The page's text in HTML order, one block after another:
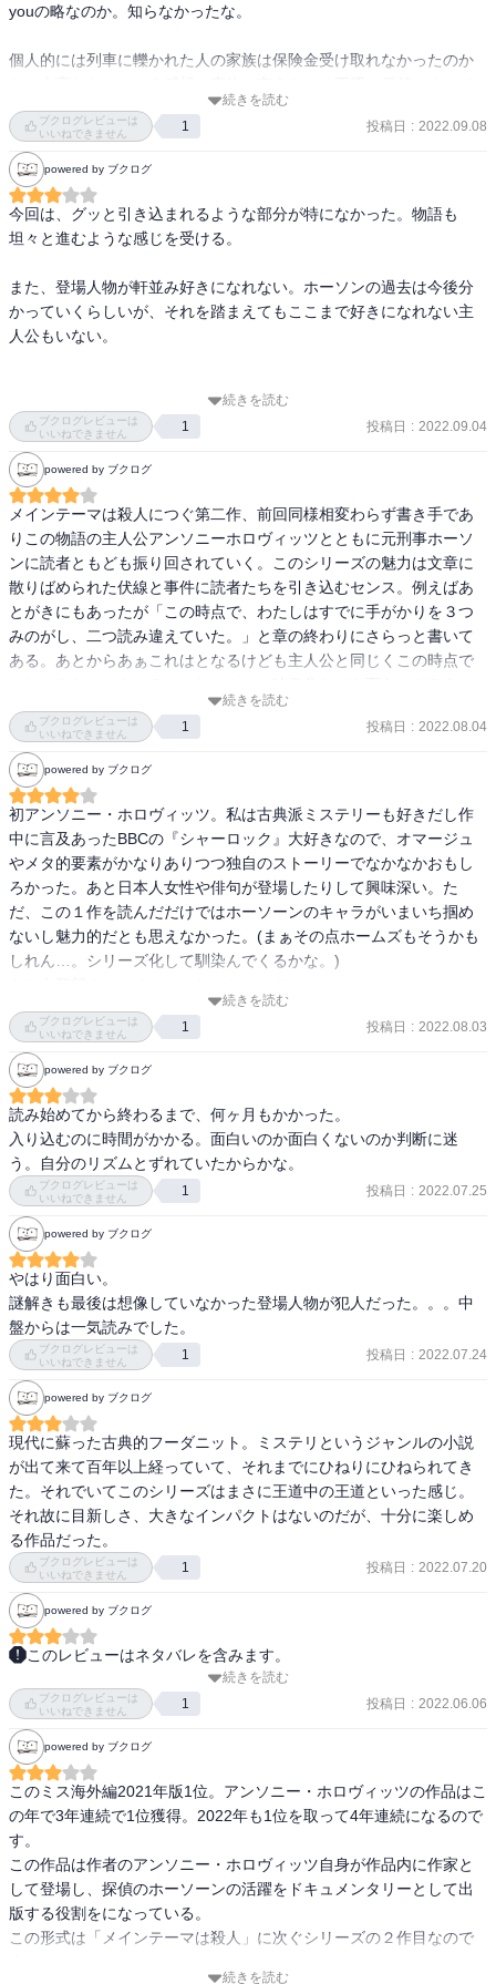
youの略なのか。知らなかったな。
個人的には列車に轢かれた人の家族は保険金受け取れなかったのか
起こるものだと思うので、過去の事故は誰が悪いとかではないと思
うんだけどな。別に彼を殺そうと洞窟に連れて行った訳でもない
し。確かに迅速に救助できれば助かったかもしれないけれども。
とりあえず主人公は自分にも解決できるはずだと何故己惚れられる
のかが良くわからないなぁ。で、怖くて痛くてイヤな思いをしてい
国でもソードオブスローンはスゴイ人気なんだな、と読んで思いま
した。
続きを読む
ブクログレビューは
いいねできません
1 投稿日 : 2022.09.08
powered by ブクログ
今回は、グッと引き込まれるような部分が特になかった。物語も
坦々と進むような感じを受ける。
また、登場人物が軒並み好きになれない。ホーソンの過去は今後分
かっていくらしいが、それを踏まえてもここまで好きになれない主
人公もいない。
続きを読む
ブクログレビューは
いいねできません
1 投稿日 : 2022.09.04
powered by ブクログ
メインテーマは殺人につぐ第二作、前回同様相変わらず書き手であ
りこの物語の主人公アンソニーホロヴィッツとともに元刑事ホーソ
ンに読者ともども振り回されていく。このシリーズの魅力は文章に
散りばめられた伏線と事件に読者たちを引き込むセンス。例えばあ
とがきにもあったが「この時点で、わたしはすでに手がかりを３つ
みのがし、二つ読み違えていた。」と章の終わりにさらっと書いて
ある。あとからあぁこれはとなるけども主人公と同じくこの時点で
ど、小説で読むからこそ読み返したり人物の相関図かいたり想像し
たり能動的になれる、小説ていいなとそんなことを思わせてくれる
一冊だった。一作目でホーソンの話を３冊書く契約をしていたが作
者的には10巻を想定してるらしい。個人的な予想だが節目となる3冊
目は何か今までにないことがおこるのではと予想している。次回作
もぜひ読みたい。
続きを読む
ブクログレビューは
いいねできません
1 投稿日 : 2022.08.04
powered by ブクログ
初アンソニー・ホロヴィッツ。私は古典派ミステリーも好きだし作
中に言及あったBBCの『シャーロック』大好きなので、オマージュ
やメタ的要素がかなりありつつ独自のストーリーでなかなかおもし
ろかった。あと日本人女性や俳句が登場したりして興味深い。た
だ、この１作を読んだだけではホーソーンのキャラがいまいち掴め
ないし魅力的だとも思えなかった。(まぁその点ホームズもそうかも
しれん…。シリーズ化して馴染んでくるかな。)
有名なカササギは是非読みたいです。
続きを読む
ブクログレビューは
いいねできません
1 投稿日 : 2022.08.03
powered by ブクログ
読み始めてから終わるまで、何ヶ月もかかった。
入り込むのに時間がかかる。面白いのか面白くないのか判断に迷
う。自分のリズムとずれていたからかな。
ブクログレビューは
いいねできません
1 投稿日 : 2022.07.25
powered by ブクログ
やはり面白い。
謎解きも最後は想像していなかった登場人物が犯人だった。。。中
盤からは一気読みでした。
ブクログレビューは
いいねできません
1 投稿日 : 2022.07.24
powered by ブクログ
現代に蘇った古典的フーダニット。ミステリというジャンルの小説
が出て来て百年以上経っていて、それまでにひねりにひねられてき
た。それでいてこのシリーズはまさに王道中の王道といった感じ。
それ故に目新しさ、大きなインパクトはないのだが、十分に楽しめ
る作品だった。
ブクログレビューは
いいねできません
1 投稿日 : 2022.07.20
powered by ブクログ
このレビューはネタバレを含みます。
作品として前作の方が好きだけどね。
相変わらず噛み合わないコンビだけど
すこしホーソーンも主人公に優しくなったかな、という二作目。最
後奥さんのジルが主人公に言う言葉には思わず声を出して笑ってし
まった。
華やかなトリックはないけど両立しないはずの別々の事件が最後ぴ
たりと合う。パズルのような面白さ。
次も楽しみだけど翻訳のこのシリーズ、高いのが難点だなー
続きを読む
ブクログレビューは
いいねできません
1 投稿日 : 2022.06.06
powered by ブクログ
このミス海外編2021年版1位。アンソニー・ホロヴィッツの作品はこ
の年で3年連続で1位獲得。2022年も1位を取って4年連続になるので
す。
この作品は作者のアンソニー・ホロヴィッツ自身が作品内に作家と
して登場し、探偵のホーソーンの活躍をドキュメンタリーとして出
版する役割をになっている。
この形式は「メインテーマは殺人」に次ぐシリーズの２作目なので
続きを読む